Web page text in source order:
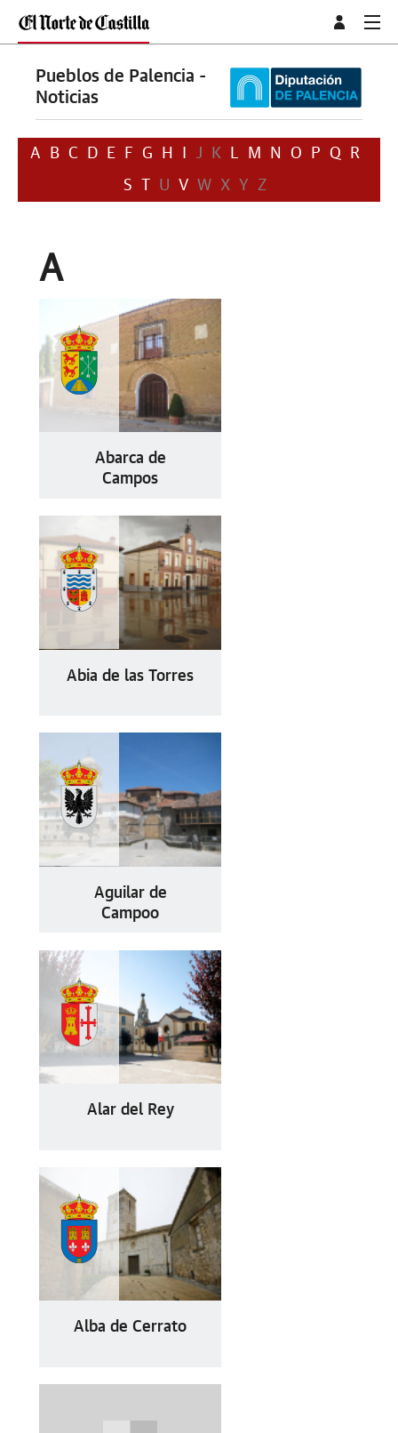
Pueblos de Palencia -
Noticias
A B C D E F G H J K L M N O P Q
R
S T U V W X Y Z
A
Abarca de
Campos
Abia de las Torres
Aguilar de
Campoo
Alar del Rey
Alba de Cerrato